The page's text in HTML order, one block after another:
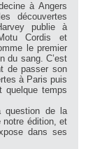
à Angers
découvertes
publie à
Cordis et
le premier
du sang. C’est
de passer son
à Paris puis
quelque temps
question de la
notre édition, et
dans ses